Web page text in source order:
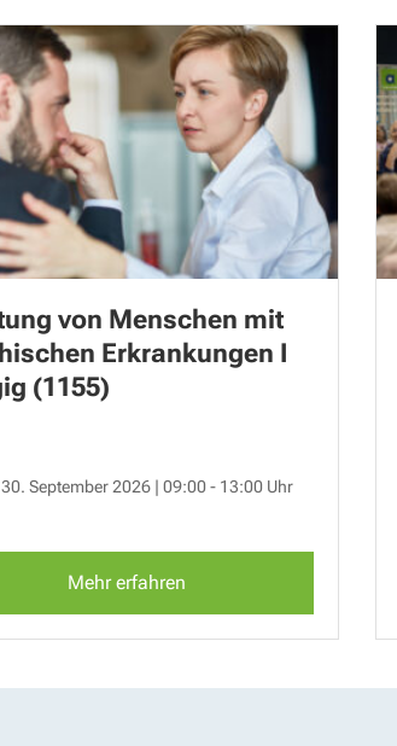
von Menschen mit
Erkrankungen I
(1155)
September 2026 | 09:00 - 13:00 Uhr
Mehr erfahren